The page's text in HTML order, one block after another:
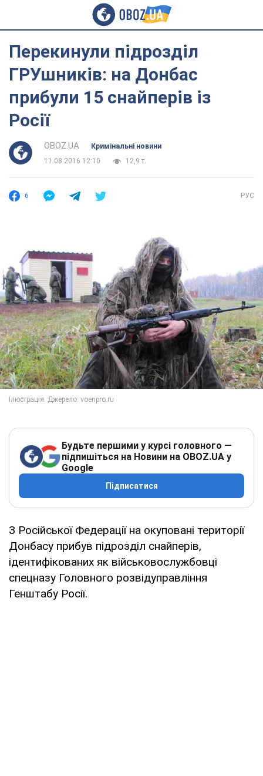
Перекинули підрозділ
ГРУшників: на Донбас
прибули 15 снайперів із
Росії
OBOZ.UA
Кримінальні новини
11.08.2016 12:10
12,9 т.
6 РУС
Будьте першими у курсі головного —
підпишіться на Новини на OBOZ.UA у
Google
Підписатися
З Російської Федерації на окуповані території
Донбасу прибув підрозділ снайперів,
ідентифікованих як військовослужбовці
спецназу Головного розвідуправління
Генштабу Росії.